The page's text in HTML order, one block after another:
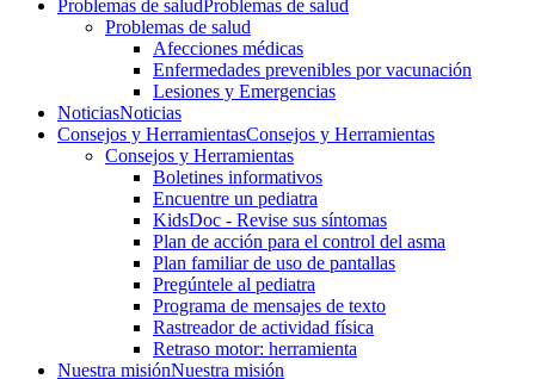
Problemas de saludProblemas de salud
Problemas de salud
Afecciones médicas
Enfermedades prevenibles por vacunación
Lesiones y Emergencias
NoticiasNoticias
Consejos y HerramientasConsejos y Herramientas
Consejos y Herramientas
Boletines informativos
Encuentre un pediatra
KidsDoc - Revise sus síntomas
Plan de acción para el control del asma
Plan familiar de uso de pantallas
Pregúntele al pediatra
Programa de mensajes de texto
Rastre​​ador de activida​d física
Retraso motor: herramienta
Nuestra misiónNuestra misión